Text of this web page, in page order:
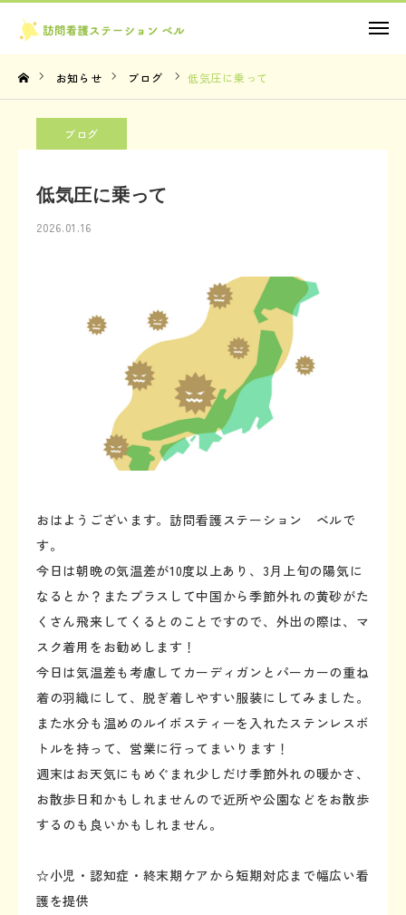
お知らせ ブログ 低気圧に乗って
ブログ
低気圧に乗って
2026.01.16
おはようございます。訪問看護ステーション ベルで
す。
今日は朝晩の気温差が10度以上あり、3月上旬の陽気に
なるとか？またプラスして中国から季節外れの黄砂がた
くさん飛来してくるとのことですので、外出の際は、マ
スク着用をお勧めします！
今日は気温差も考慮してカーディガンとパーカーの重ね
着の羽織にして、脱ぎ着しやすい服装にしてみました。
また水分も温めのルイボスティーを入れたステンレスボ
トルを持って、営業に行ってまいります！
週末はお天気にもめぐまれ少しだけ季節外れの暖かさ、
お散歩日和かもしれませんので近所や公園などをお散歩
するのも良いかもしれません。
☆小児・認知症・終末期ケアから短期対応まで幅広い看
護を提供
お問い合わせ
TOP